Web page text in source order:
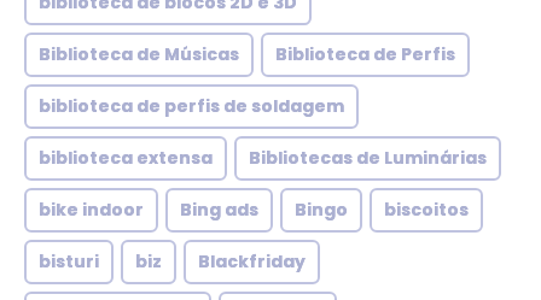
Biblioteca de Músicas Biblioteca de Perfis
biblioteca de perfis de soldagem
biblioteca extensa Bibliotecas de Luminárias
bike indoor Bing ads Bingo biscoitos
bisturi biz Blackfriday